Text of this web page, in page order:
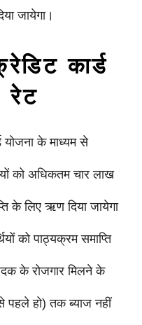
जायेगा।
कार्ड
रेट
योजना के माध्यम से
को अधिकतम चार लाख
के लिए ऋण दिया जायेगा
को पाठ्यक्रम समाप्ति
के रोजगार मिलने के
हो) तक ब्याज नहीं